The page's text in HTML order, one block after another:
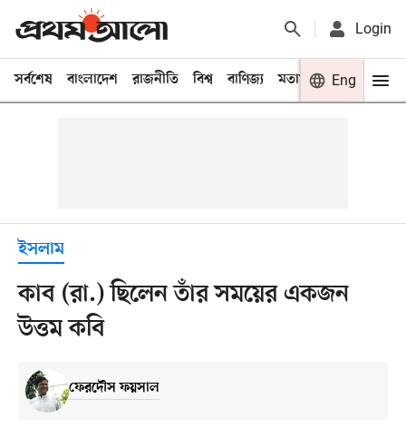
Login
সর্বশেষ বাংলাদেশ রাজনীতি বিশ্ব বাণিজ্য মতামত খেলা
Eng
ইসলাম
কাব (রা.) ছিলেন তাঁর সময়ের একজন
উত্তম কবি
ফেরদৌস ফয়সাল